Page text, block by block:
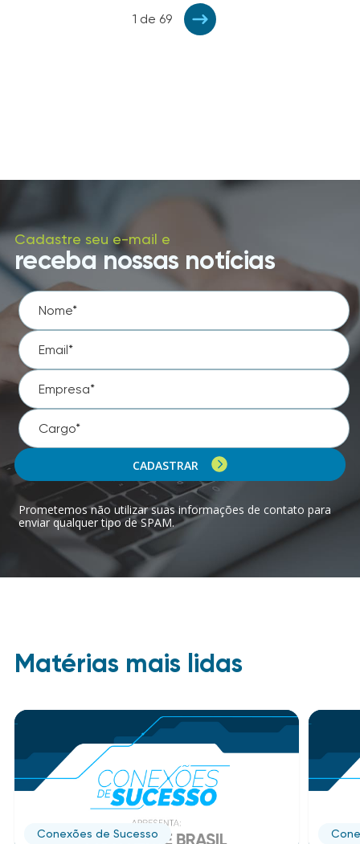
1 de 69
Cadastre seu e-mail e
receba nossas notícias
CADASTRAR
Prometemos não utilizar suas informações de contato para
enviar qualquer tipo de SPAM.
Matérias mais lidas
Conexões de Sucesso